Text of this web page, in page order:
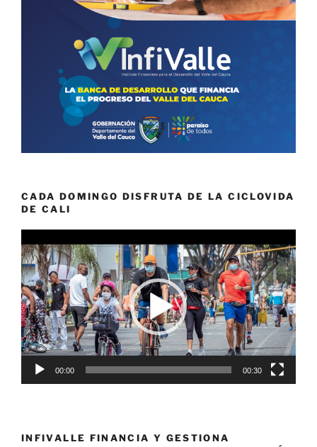
CADA DOMINGO DISFRUTA DE LA CICLOVIDA
DE CALI
de
vídeo
00:00 00:30
INFIVALLE FINANCIA Y GESTIONA